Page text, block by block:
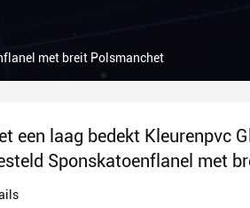
met breit Polsmanchet
een laag bedekt Kleurenpvc
Sponskatoenflanel met